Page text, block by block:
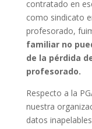
contratado en
como sindicato
profesorado,
familiar no
de la pérdida
profesorado.
Respecto a la
nuestra
datos